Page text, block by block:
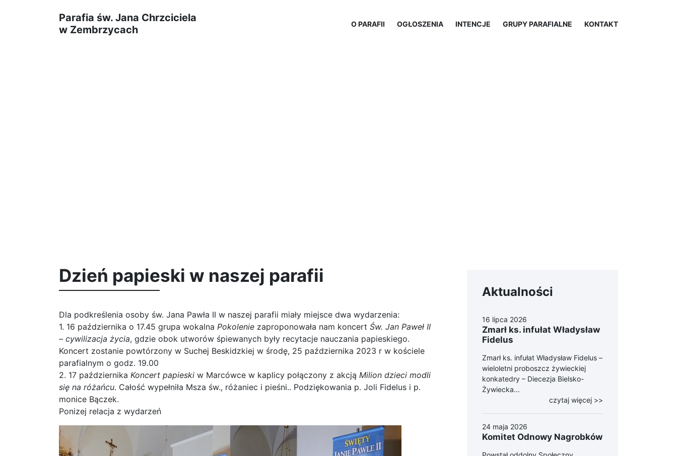
Parafia św. Jana Chrzciciela
w Zembrzycach
O PARAFII OGŁOSZENIA INTENCJE GRUPY PARAFIALNE KONTAKT
Dzień papieski w naszej parafii
Dla podkreślenia osoby św. Jana Pawła II w naszej parafii miały miejsce dwa wydarzenia:
1. 16 października o 17.45 grupa wokalna Pokolenie zaproponowała nam koncert Św. Jan Paweł II
– cywilizacja życia, gdzie obok utworów śpiewanych były recytacje nauczania papieskiego.
Koncert zostanie powtórzony w Suchej Beskidzkiej w środę, 25 października 2023 r w kościele
parafialnym o godz. 19.00
2. 17 października Koncert papieski w Marcówce w kaplicy połączony z akcją Milion dzieci modli
się na różańcu. Całość wypełniła Msza św., różaniec i pieśni.. Podziękowania p. Joli Fidelus i p.
monice Bączek.
Ponizej relacja z wydarzeń
Aktualności
16 lipca 2026
Zmarł ks. infułat Władysław
Fidelus
Zmarł ks. infułat Władysław Fidelus –
wieloletni proboszcz żywieckiej
konkatedry – Diecezja Bielsko-
Żywiecka...
czytaj więcej >>
24 maja 2026
Komitet Odnowy Nagrobków